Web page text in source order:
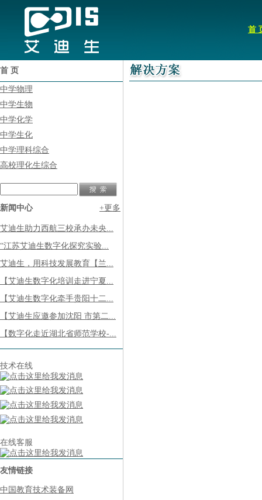
首
首 页
中学物理
中学生物
中学化学
中学生化
中学理科综合
高校理化生综合
新闻中心 +更多
艾迪生助力西航三校承办未央...
“江苏艾迪生数字化探究实验...
艾迪生，用科技发展教育【兰...
【艾迪生数字化培训走进宁夏...
【艾迪生数字化牵手贵阳十二...
【艾迪生应邀参加沈阳 市第二...
【数字化走近湖北省师范学校-...
技术在线
在线客服
友情链接
中国教育技术装备网